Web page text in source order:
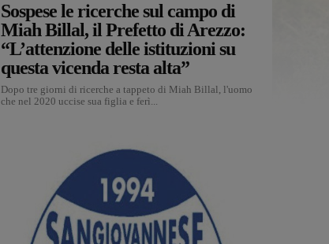
Sospese le ricerche sul campo di
Miah Billal, il Prefetto di Arezzo:
“L’attenzione delle istituzioni su
questa vicenda resta alta”
Dopo tre giorni di ricerche a tappeto di Miah Billal, l'uomo
che nel 2020 uccise sua figlia e ferì...